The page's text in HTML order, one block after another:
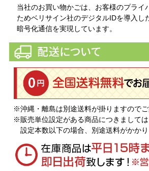
当社のお買い物かごは、お客様のプライ
ためベリサイン社のデジタルIDを導入し
暗号化通信を実現しています。
※沖縄・離島は別途送料が掛りますのでご
※販売単位設定がある商品につきましては
設定本数以下の場合、別途送料がかかり